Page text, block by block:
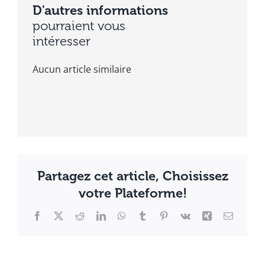
D'autres informations
pourraient vous
intéresser
Aucun article similaire
Partagez cet article, Choisissez
votre Plateforme!
Facebook
X RedditLinkedInWhatsApp
TumblrPinterest
Vk Xing Email